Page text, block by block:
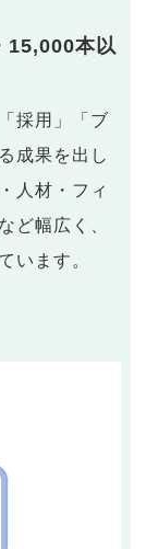
15,000本以
採用」「ブ
成果を出し
人材・フィ
ど幅広く、
います。